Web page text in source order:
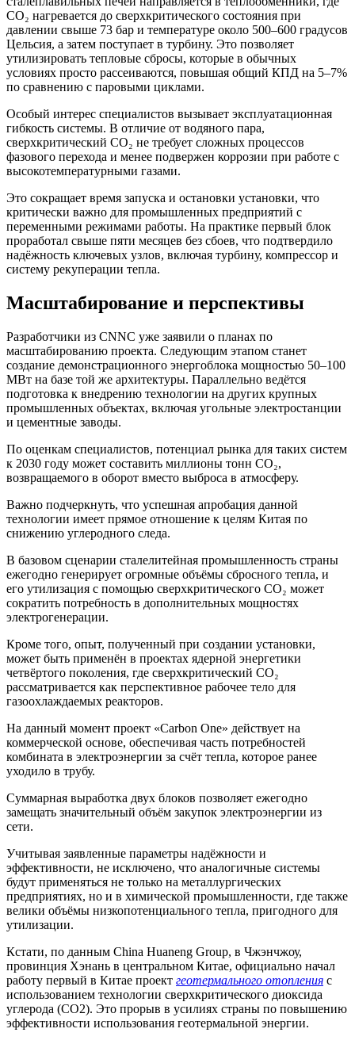
CO₂ нагревается до сверхкритического состояния при
давлении свыше 73 бар и температуре около 500–600 градусов
Цельсия, а затем поступает в турбину. Это позволяет
утилизировать тепловые сбросы, которые в обычных
условиях просто рассеиваются, повышая общий КПД на 5–7%
по сравнению с паровыми циклами.
Особый интерес специалистов вызывает эксплуатационная
гибкость системы. В отличие от водяного пара,
сверхкритический CO₂ не требует сложных процессов
фазового перехода и менее подвержен коррозии при работе с
высокотемпературными газами.
Это сокращает время запуска и остановки установки, что
критически важно для промышленных предприятий с
переменными режимами работы. На практике первый блок
проработал свыше пяти месяцев без сбоев, что подтвердило
надёжность ключевых узлов, включая турбину, компрессор и
систему рекуперации тепла.
Масштабирование и перспективы
Разработчики из CNNC уже заявили о планах по
масштабированию проекта. Следующим этапом станет
создание демонстрационного энергоблока мощностью 50–100
МВт на базе той же архитектуры. Параллельно ведётся
подготовка к внедрению технологии на других крупных
промышленных объектах, включая угольные электростанции
и цементные заводы.
По оценкам специалистов, потенциал рынка для таких систем
к 2030 году может составить миллионы тонн CO₂,
возвращаемого в оборот вместо выброса в атмосферу.
Важно подчеркнуть, что успешная апробация данной
технологии имеет прямое отношение к целям Китая по
снижению углеродного следа.
В базовом сценарии сталелитейная промышленность страны
ежегодно генерирует огромные объёмы сбросного тепла, и
его утилизация с помощью сверхкритического CO₂ может
сократить потребность в дополнительных мощностях
электрогенерации.
Кроме того, опыт, полученный при создании установки,
может быть применён в проектах ядерной энергетики
четвёртого поколения, где сверхкритический CO₂
рассматривается как перспективное рабочее тело для
газоохлаждаемых реакторов.
На данный момент проект «Carbon One» действует на
коммерческой основе, обеспечивая часть потребностей
комбината в электроэнергии за счёт тепла, которое ранее
уходило в трубу.
Суммарная выработка двух блоков позволяет ежегодно
замещать значительный объём закупок электроэнергии из
сети.
Учитывая заявленные параметры надёжности и
эффективности, не исключено, что аналогичные системы
будут применяться не только на металлургических
предприятиях, но и в химической промышленности, где также
велики объёмы низкопотенциального тепла, пригодного для
утилизации.
Кстати, по данным China Huaneng Group, в Чжэнчжоу,
провинция Хэнань в центральном Китае, официально начал
работу первый в Китае проект геотермального отопления с
использованием технологии сверхкритического диоксида
углерода (CO2). Это прорыв в усилиях страны по повышению
эффективности использования геотермальной энергии.